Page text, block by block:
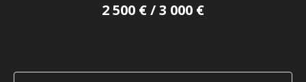
2 500 € / 3 000 €